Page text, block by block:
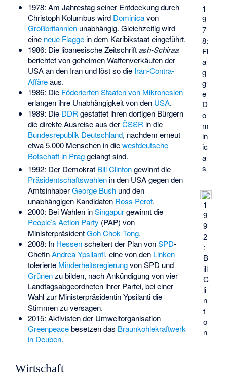
1
9
7
8:
Fl
a
g
g
e
D
o
m
in
ic
a
s
1978: Am Jahrestag seiner Entdeckung durch
Christoph Kolumbus wird Dominicavon
Großbritannienunabhängig. Gleichzeitig wird
eine neue Flaggein dem Karibikstaat eingeführt.
1986: Die libanesische Zeitschriftash-Schiraa
berichtet von geheimen Waffenverkäufen der
USA an den Iran und löst so die Iran-Contra-
Affäreaus.
1986: Die Föderierten Staaten von Mikronesien
erlangen ihre Unabhängigkeit von den USA.
1989: Die DDRgestattet ihren dortigen Bürgern
die direkte Ausreise aus derČSSRin die
Bundesrepublik Deutschland, nachdem erneut
etwa 5.000 Menschen in diewestdeutsche
Botschaft in Praggelangt sind.
1
9
9
2
:
B
ill
C
li
n
t
o
n
1992: Der Demokrat Bill Clintongewinnt die
Präsidentschaftswahlenin den USA gegen den
AmtsinhaberGeorge Bushund den
unabhängigen Kandidaten Ross Perot.
2000: Bei Wahlen inSingapurgewinnt die
People’s Action Party (PAP) von
MinisterpräsidentGoh Chok Tong.
2008: In Hessenscheitert der Plan vonSPD-
ChefinAndrea Ypsilanti, eine von den Linken
tolerierte Minderheitsregierungvon SPD und
Grünenzu bilden, nach Ankündigung von vier
Landtagsabgeordneten ihrer Partei, bei einer
Wahl zur Ministerpräsidentin Ypsilanti die
Stimmen zu versagen.
2015: Aktivisten der Umweltorganisation
Greenpeacebesetzen das Braunkohlekraftwerk
in Deuben.
Wirtschaft